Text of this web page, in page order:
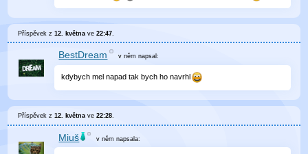
Příspěvek z12. května ve22:47
BestDream v němnapsal:
kdybych mel napad tak bych ho navrhl
Příspěvek z12. května ve22:28
Miuš v němnapsala: